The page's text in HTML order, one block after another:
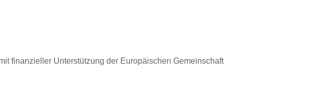
finanzieller Unterstützung der Europäischen Gemeinschaft